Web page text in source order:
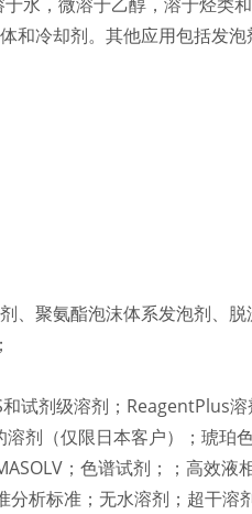
冷却剂。其他应用包括发
聚氨酯泡沫体系发泡剂、脱
试剂级溶剂；ReagentPlus
剂（仅限日本客户）；琥
；色谱试剂；；高效
分析标准；无水溶剂；超干